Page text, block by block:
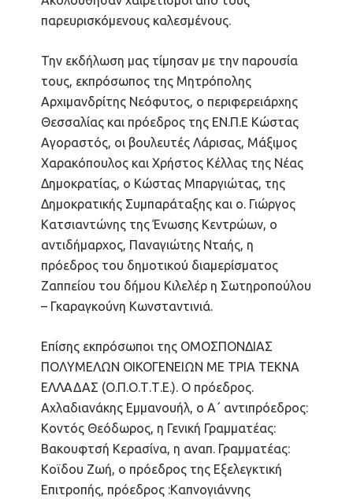
παρευρισκόμενους καλεσμένους.
Την εκδήλωση μας τίμησαν με την παρουσία
τους, εκπρόσωπος της Μητρόπολης
Αρχιμανδρίτης Νεόφυτος, ο περιφερειάρχης
Θεσσαλίας και πρόεδρος της ΕΝ.Π.Ε Κώστας
Αγοραστός, οι βουλευτές Λάρισας, Μάξιμος
Χαρακόπουλος και Χρήστος Κέλλας της Νέας
Δημοκρατίας, ο Κώστας Μπαργιώτας, της
Δημοκρατικής Συμπαράταξης και ο. Γιώργος
Κατσιαντώνης της Ένωσης Κεντρώων, ο
αντιδήμαρχος, Παναγιώτης Νταής, η
πρόεδρος του δημοτικού διαμερίσματος
Ζαππείου του δήμου Κιλελέρ η Σωτηροπούλου
– Γκαραγκούνη Κωνσταντινιά.
Επίσης εκπρόσωποι της ΟΜΟΣΠΟΝΔΙΑΣ
ΠΟΛΥΜΕΛΩΝ ΟΙΚΟΓΕΝΕΙΩΝ ΜΕ ΤΡΙΑ ΤΕΚΝΑ
ΕΛΛΑΔΑΣ (Ο.Π.Ο.Τ.Τ.Ε.). Ο πρόεδρος.
Αχλαδιανάκης Εμμανουήλ, ο Α΄ αντιπρόεδρος:
Κοντός Θεόδωρος, η Γενική Γραμματέας:
Βακουφτσή Κερασίνα, η αναπ. Γραμματέας:
Κοϊδου Ζωή, ο πρόεδρος της Εξελεγκτική
Επιτροπής, πρόεδρος :Καπνογιάννης